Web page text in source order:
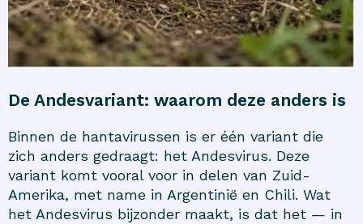
De Andesvariant: waarom deze anders is
Binnen de hantavirussen is er één variant die
zich anders gedraagt: het Andesvirus. Deze
variant komt vooral voor in delen van Zuid-
Amerika, met name in Argentinië en Chili. Wat
het Andesvirus bijzonder maakt, is dat het — in